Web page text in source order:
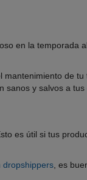
en la temporada
mantenimiento de
sanos y salvos a tus
es útil si tus
dropshippers, es